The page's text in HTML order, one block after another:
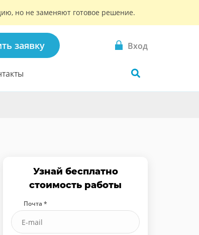
но не заменяют готовое решение.
заявку Вход
Узнай бесплатно
стоимость работы
Почта *